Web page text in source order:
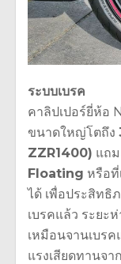
ระบบเบรค
คาลิปเปอร์ยี่ห้อ
ขนาดใหญ่โตถึง
ZZR1400) แถ
Floating หรือที่
ได้ เพื่อประสิทธิ
เบรคแล้ว ระยะ
เหมือนจานเบร
แรงเสียดทานจา